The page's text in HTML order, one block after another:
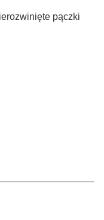
pączki